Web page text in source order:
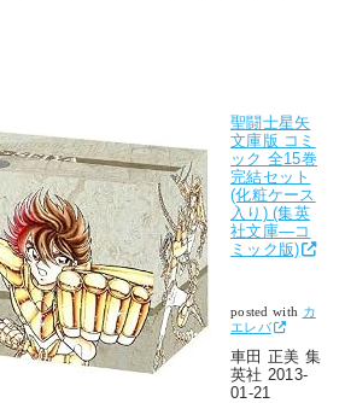
聖闘士星矢
文庫版 コミ
ック 全15巻
完結セット
(化粧ケース
入り) (集英
社文庫―コ
ミック版)
posted with カ
エレバ
車田 正美 集
英社 2013-
01-21